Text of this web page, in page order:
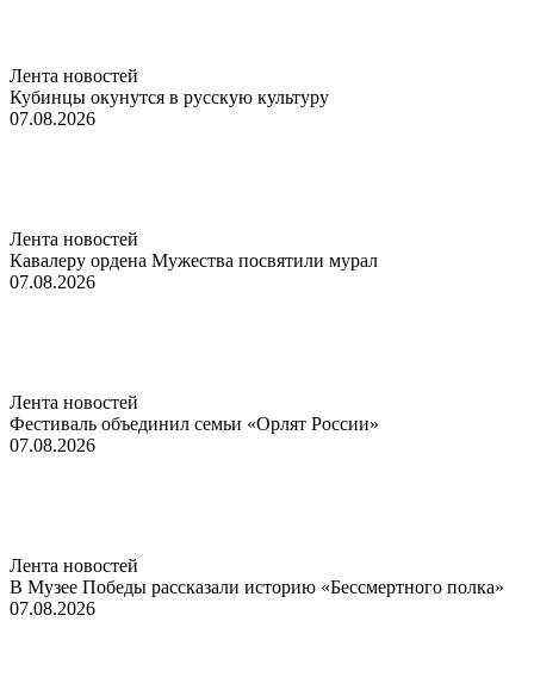
Лента новостей
Кубинцы окунутся в русскую культуру
07.08.2026
Лента новостей
Кавалеру ордена Мужества посвятили мурал
07.08.2026
Лента новостей
Фестиваль объединил семьи «Орлят России»
07.08.2026
Лента новостей
В Музее Победы рассказали историю «Бессмертного полка»
07.08.2026